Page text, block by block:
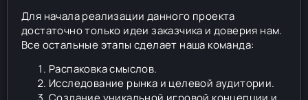
Для начала реализации данного проекта
достаточно только идеи заказчика и доверия нам.
Все остальные этапы сделает наша команда:
Распаковка смыслов.
Исследование рынка и целевой аудитории.